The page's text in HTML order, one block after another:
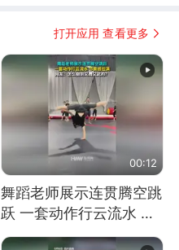
打开应用 查看更多
00:12
舞蹈老师展示连贯腾空跳
跃 一套动作行云流水 节
奏感拉满 网友：怎么做